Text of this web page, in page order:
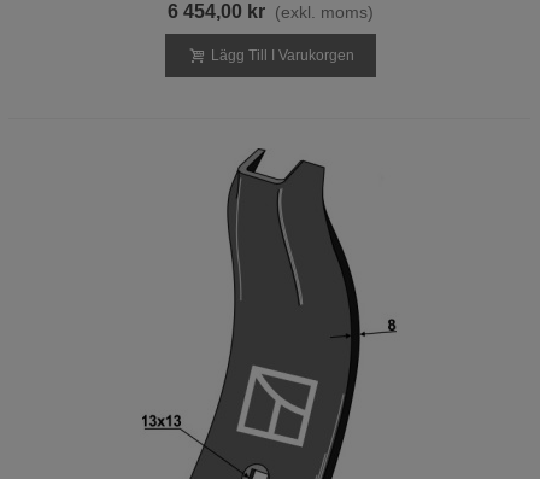
6 454,00 kr (exkl. moms)
Lägg Till I Varukorgen